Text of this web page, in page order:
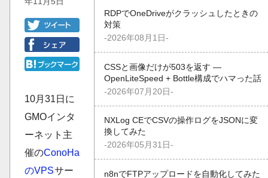
10月31日に
GMOインタ
ーネット主
催のConoHa
のVPSサー
RDPでOneDriveがクラッシュしたときの
対策
-2026年08月1日-
CSSと画像だけが503を返す —
OpenLiteSpeed + Bottle構成でハマった話
-2026年07月20日-
NXLog CEでCSVの操作ログをJSONに変
換してみた
-2026年05月31日-
n8nでFTPアップロードを自動化してみた